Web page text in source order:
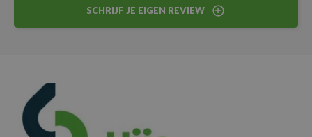
SCHRIJF JE EIGEN REVIEW